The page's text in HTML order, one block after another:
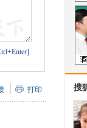
打印 搜